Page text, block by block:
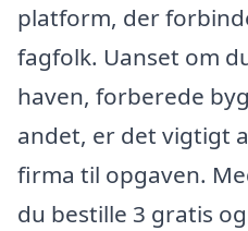
platform, der
fagfolk. Uanset om
haven, forberede
andet, er det vigtigt
firma til opgaven.
du bestille 3 gratis